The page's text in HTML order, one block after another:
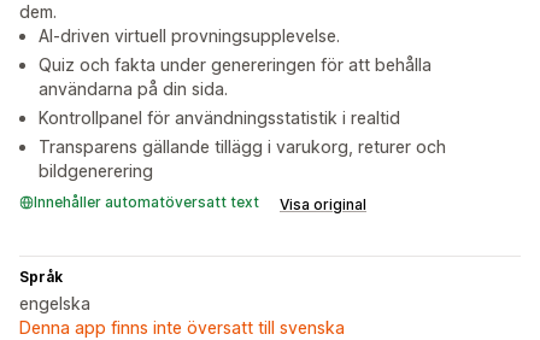
dem.
AI-driven virtuell provningsupplevelse.
Quiz och fakta under genereringen för att behålla
användarna på din sida.
Kontrollpanel för användningsstatistik i realtid
Transparens gällande tillägg i varukorg, returer och
bildgenerering
Innehåller automatöversatt text Visa original
Språk
engelska
Denna app finns inte översatt till svenska